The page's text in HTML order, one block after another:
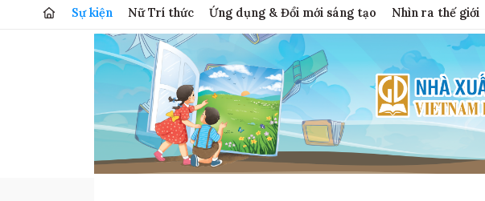
Sự kiện Nữ Trí thức Ứng dụng & Đổi mới sáng tạo Nhìn ra thế giới